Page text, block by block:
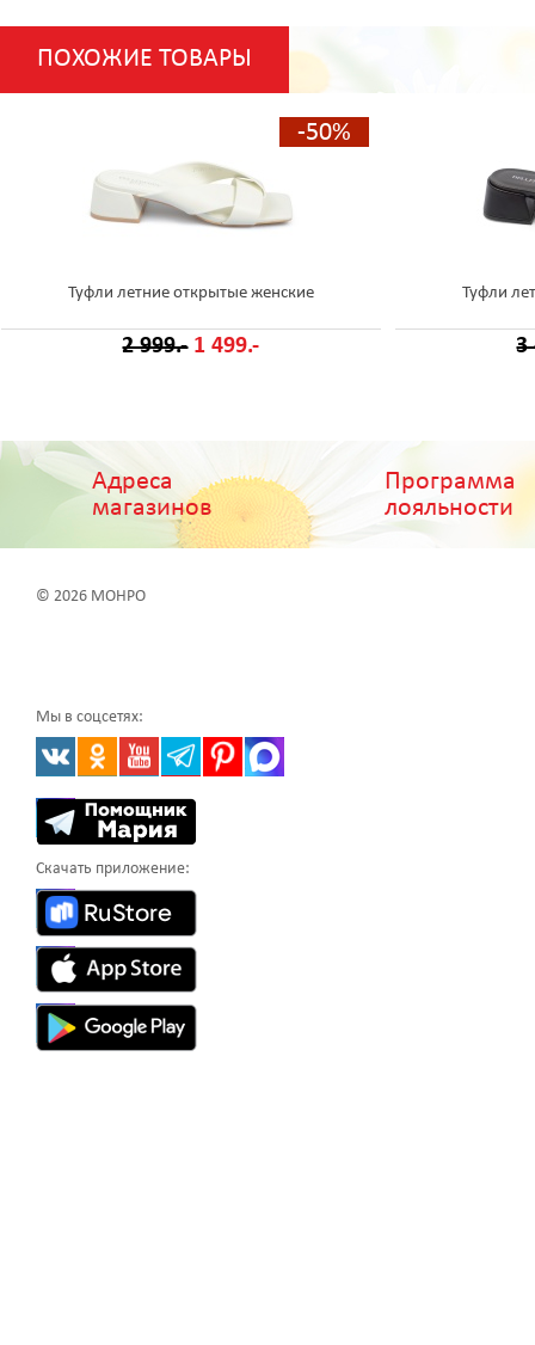
ПОХОЖИЕ ТОВАРЫ
-50%
Туфли летние открытые женские
2 999.- 1 499.-
Туфли
3
Адреса
магазинов
Программа
лояльности
© 2026 МОНРО
Мы в соцсетях:
Скачать приложение: